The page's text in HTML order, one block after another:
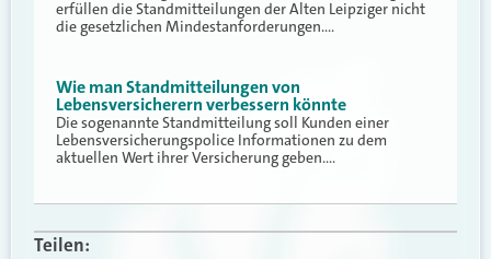
erfüllen die Standmitteilungen der Alten Leipziger nicht
die gesetzlichen Mindestanforderungen.…
Wie man Standmitteilungen von
Lebensversicherern verbessern könnte
Die sogenannte Standmitteilung soll Kunden einer
Lebensversicherungspolice Informationen zu dem
aktuellen Wert ihrer Versicherung geben.…
Teilen: